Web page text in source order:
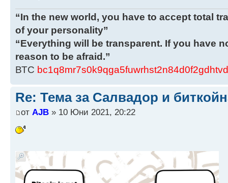
“In the new world, you have to accept total
of your personality”
“Everything will be transparent. If you have
reason to be afraid.”
ВТС
Re: Тема за Салвадор и
от AJB » 10 Юни 2021, 20:22